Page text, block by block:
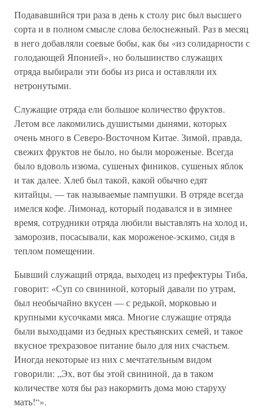
Подававшийся три раза в день к столу рис был высшего
сорта и в полном смысле слова белоснежный. Раз в месяц
в него добавляли соевые бобы, как бы «из солидарности с
голодающей Японией», но большинство служащих
отряда выбирали эти бобы из риса и оставляли их
нетронутыми.
Служащие отряда ели большое количество фруктов.
Летом все лакомились душистыми дынями, которых
очень много в Северо-Восточном Китае. Зимой, правда,
свежих фруктов не было, но были мороженые. Всегда
было вдоволь изюма, сушеных фиников, сушеных яблок
и так далее. Хлеб был такой, какой обычно едят
китайцы, — так называемые пампушки. В отряде всегда
имелся кофе. Лимонад, который подавался и в зимнее
время, сотрудники отряда любили выставлять на холод и,
заморозив, посасывали, как мороженое-эскимо, сидя в
теплом помещении.
Бывший служащий отряда, выходец из префектуры Тиба,
говорит: «Суп со свининой, который давали по утрам,
был необычайно вкусен — с редькой, морковью и
крупными кусочками мяса. Многие служащие отряда
были выходцами из бедных крестьянских семей, и такое
вкусное трехразовое питание было для них счастьем.
Иногда некоторые из них с мечтательным видом
говорили: „Эх, вот бы этой свининой, да в таком
количестве хотя бы раз накормить дома мою старуху
мать!“».